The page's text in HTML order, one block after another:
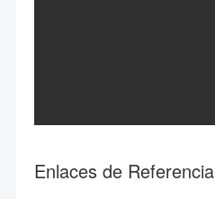
Enlaces de Referencia